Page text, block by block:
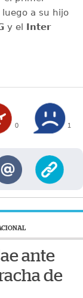
a su hijo
y el Inter
0 1
ante
de